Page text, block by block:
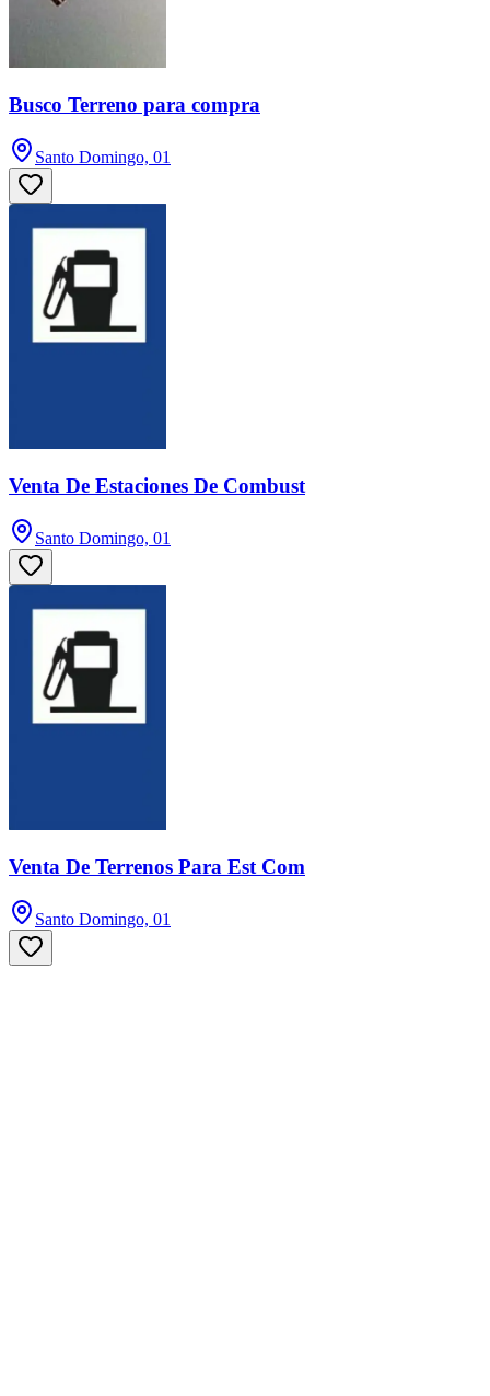
Busco Terreno para compra
Santo Domingo, 01
Venta De Estaciones De Combust
Santo Domingo, 01
Venta De Terrenos Para Est Com
Santo Domingo, 01